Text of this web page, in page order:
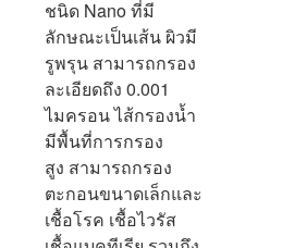
ชนิด Nano ที่มี
ลักษณะเป็นเส้น ผิวมี
รูพรุน สามารถกรอง
ละเอียดถึง 0.001
ไมครอน ไส้กรองน้ำ
มีพื้นที่การกรอง
สูง สามารถกรอง
ตะกอนขนาดเล็กและ
เชื้อโรค เชื้อไวรัส